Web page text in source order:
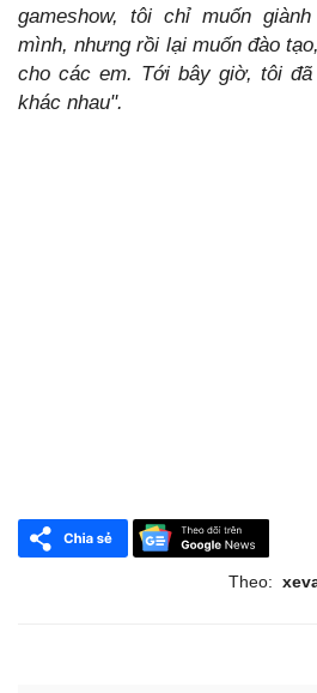
gameshow, tôi chỉ muốn
mình, nhưng rồi lại muốn đào
cho các em. Tới bây giờ, tôi
khác nhau".
Theo: